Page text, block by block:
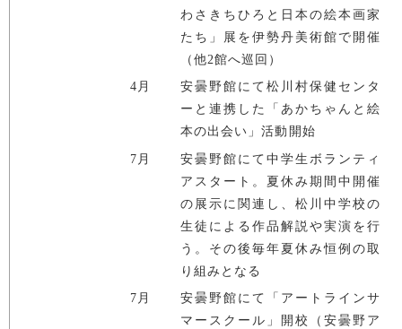
わさきちひろと日本の絵本画家
たち」展を伊勢丹美術館で開催
（他2館へ巡回）
4月
安曇野館にて松川村保健センタ
ーと連携した「あかちゃんと絵
本の出会い」活動開始
7月
安曇野館にて中学生ボランティ
アスタート。夏休み期間中開催
の展示に関連し、松川中学校の
生徒による作品解説や実演を行
う。その後毎年夏休み恒例の取
り組みとなる
7月
安曇野館にて「アートラインサ
マースクール」開校（安曇野ア